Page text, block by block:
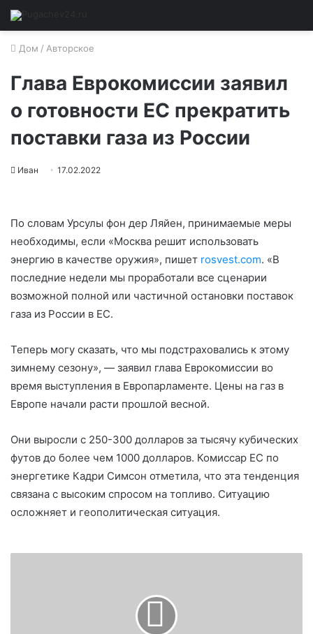
Дом / Авторское
Глава Еврокомиссии заявил
о готовности ЕС прекратить
поставки газа из России
Иван 17.02.2022
По словам Урсулы фон дер Ляйен, принимаемые меры
необходимы, если «Москва решит использовать
энергию в качестве оружия», пишет rosvest.com. «В
последние недели мы проработали все сценарии
возможной полной или частичной остановки поставок
газа из России в ЕС.
Теперь могу сказать, что мы подстраховались к этому
зимнему сезону», — заявил глава Еврокомиссии во
время выступления в Европарламенте. Цены на газ в
Европе начали расти прошлой весной.
Они выросли с 250-300 долларов за тысячу кубических
футов до более чем 1000 долларов. Комиссар ЕС по
энергетике Кадри Симсон отметила, что эта тенденция
связана с высоким спросом на топливо. Ситуацию
осложняет и геополитическая ситуация.